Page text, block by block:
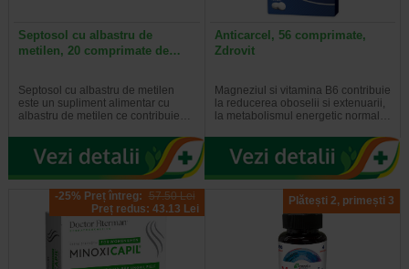
Septosol cu albastru de
metilen, 20 comprimate de…
Septosol cu albastru de metilen
este un supliment alimentar cu
albastru de metilen ce contribuie…
Anticarcel, 56 comprimate,
Zdrovit
Magneziul si vitamina B6 contribuie
la reducerea oboselii si extenuarii,
la metabolismul energetic normal…
-25% Preț întreg: 57.50 Lei
Preț redus: 43.13 Lei
Plătești 2, primești 3